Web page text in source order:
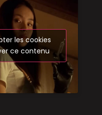
les cookies
ce contenu